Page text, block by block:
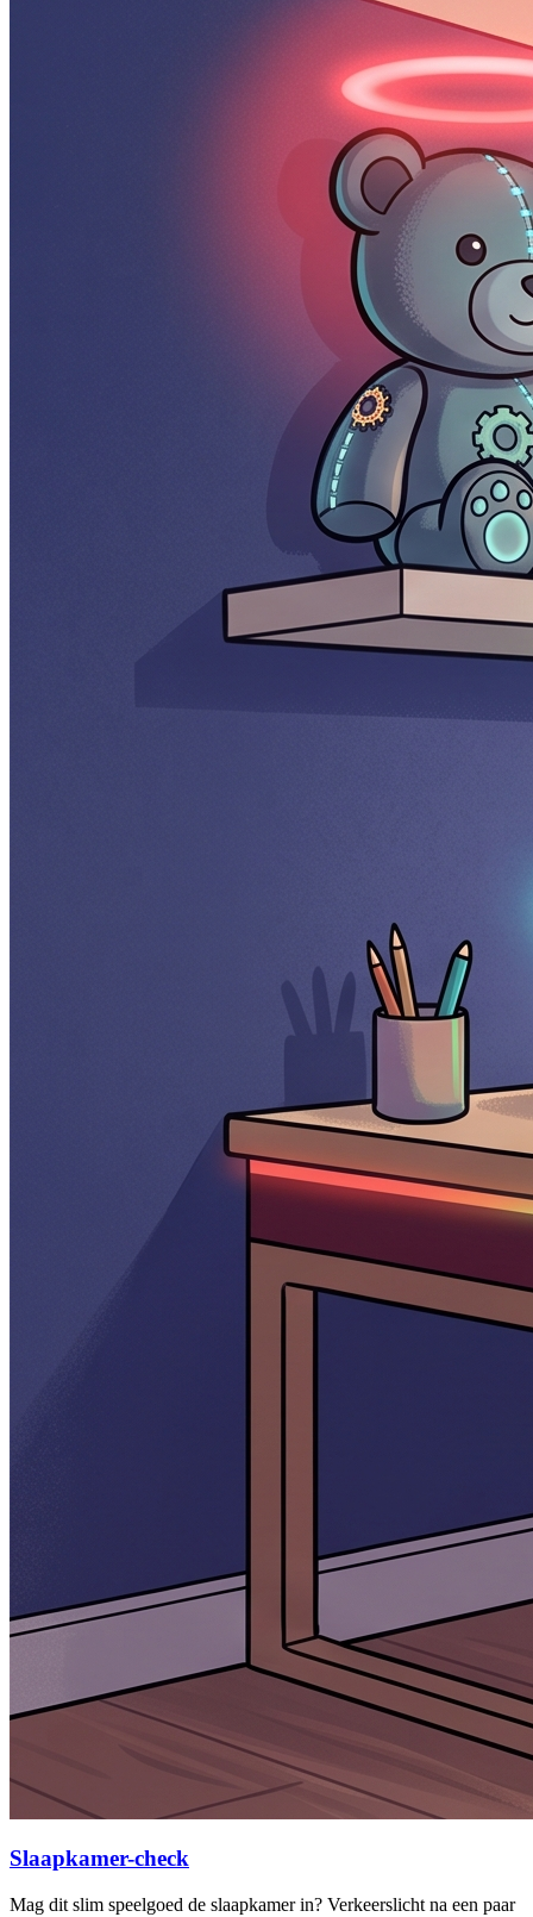
Slaapkamer-check
Mag dit slim speelgoed de slaapkamer in? Verkeerslicht na een paar